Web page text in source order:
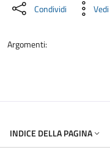
Condividi
Argomenti:
INDICE DELLA PAGINA